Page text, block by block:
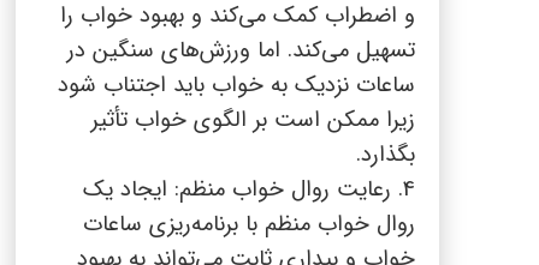
و اضطراب کمک می‌کند و بهبود خواب را
تسهیل می‌کند. اما ورزش‌های سنگین در
ساعات نزدیک به خواب باید اجتناب شود
زیرا ممکن است بر الگوی خواب تأثیر
بگذارد.
4. رعایت روال خواب منظم: ایجاد یک
روال خواب منظم با برنامه‌ریزی ساعات